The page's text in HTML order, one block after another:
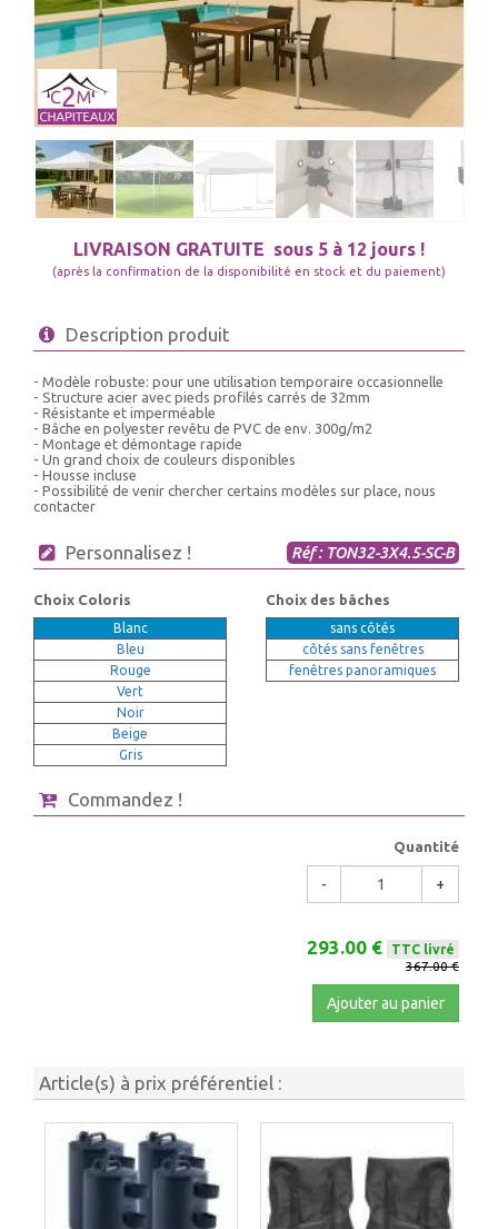
LIVRAISON GRATUITE sous 5 à 12 jours !
(après la confirmation de la disponibilité en stock et du paiement)
Description produit
- Modèle robuste: pour une utilisation temporaire occasionnelle
- Structure acier avec pieds profilés carrés de 32mm
- Résistante et imperméable
- Bâche en polyester revêtu de PVC de env. 300g/m2
- Montage et démontage rapide
- Un grand choix de couleurs disponibles
- Housse incluse
- Possibilité de venir chercher certains modèles sur place, nous
contacter
Personnalisez ! Réf : TON32-3X4.5-SC-B
Choix Coloris
Blanc
Bleu
Rouge
Vert
Noir
Beige
Gris
Choix des bâches
sans côtés
côtés sans fenêtres
fenêtres panoramiques
Commandez !
Quantité
- +
293.00 €
TTC livré
367.00 €
Ajouter au panier
Article(s) à prix préférentiel :